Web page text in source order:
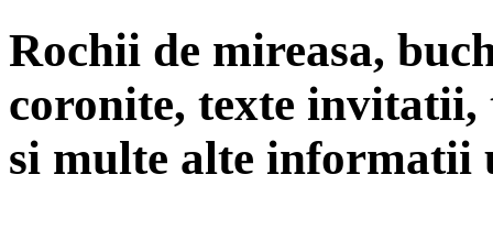
Rochii de mireasa,
coronite, texte
si multe alte informatii